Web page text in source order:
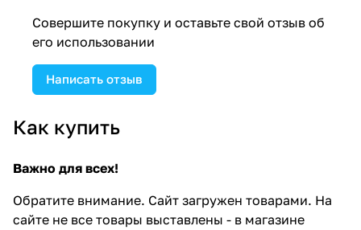
Совершите покупку и оставьте свой отзыв об
его использовании
Написать отзыв
Как купить
Важно для всех!
Обратите внимание. Сайт загружен товарами. На
сайте не все товары выставлены - в магазине